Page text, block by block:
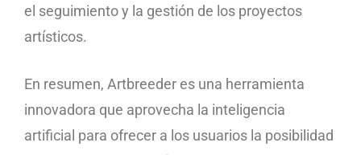
el seguimiento y la gestión de los proyectos
artísticos.
En resumen, Artbreeder es una herramienta
innovadora que aprovecha la inteligencia
artificial para ofrecer a los usuarios la posibilidad